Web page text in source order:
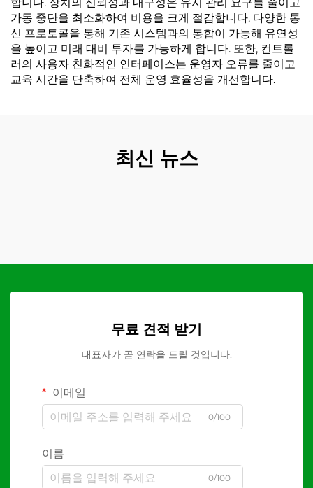
가동 중단을 최소화하여 비용을 크게 절감합니다. 다양한 통
신 프로토콜을 통해 기존 시스템과의 통합이 가능해 유연성
을 높이고 미래 대비 투자를 가능하게 합니다. 또한, 컨트롤
러의 사용자 친화적인 인터페이스는 운영자 오류를 줄이고
교육 시간을 단축하여 전체 운영 효율성을 개선합니다.
최신 뉴스
무료 견적 받기
대표자가 곧 연락을 드릴 것입니다.
이메일
0/100
이름
0/100